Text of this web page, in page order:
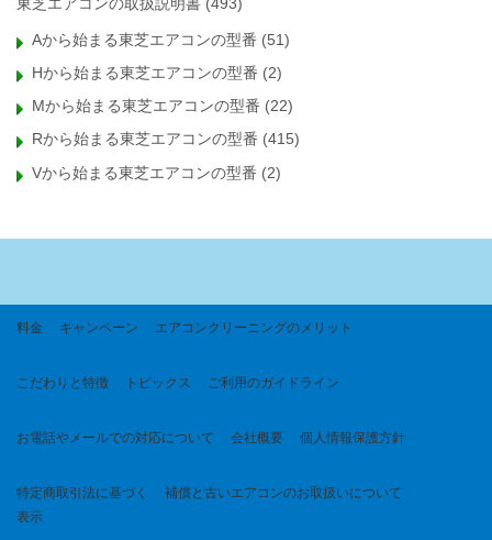
Aから始まる東芝エアコンの型番 (51)
Hから始まる東芝エアコンの型番 (2)
Mから始まる東芝エアコンの型番 (22)
Rから始まる東芝エアコンの型番 (415)
Vから始まる東芝エアコンの型番 (2)
料金 キャンペーン エアコンクリーニングのメリット
こだわりと特徴 トピックス ご利用のガイドライン
お電話やメールでの対応について 会社概要 個人情報保護方針
特定商取引法に基づく
表示
補償と古いエアコンのお取扱いについて